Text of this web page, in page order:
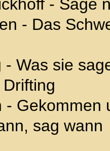
- Sage
- Das
- Was sie
- Gekommen
sag wann